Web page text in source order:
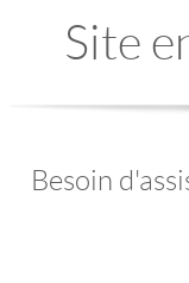
Site
Besoin